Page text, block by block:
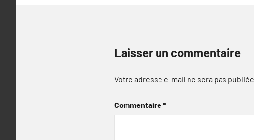
Laisser un commentaire
Votre adresse e-mail ne sera pas publiée.
Commentaire*